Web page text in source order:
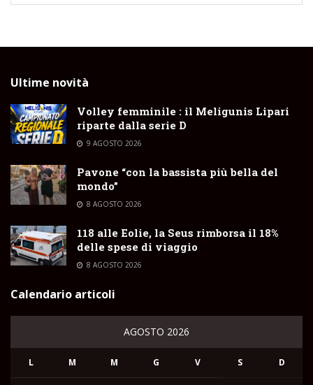
Ultime novità
Volley femminile : il Meligunis Lipari
riparte dalla serie D
9 AGOSTO 2026
Pavone “con la bassista più bella del
mondo”
8 AGOSTO 2026
118 alle Eolie, la Seus rimborsa il 18%
delle spese di viaggio
8 AGOSTO 2026
Calendario articoli
AGOSTO 2026
L M M G V S D